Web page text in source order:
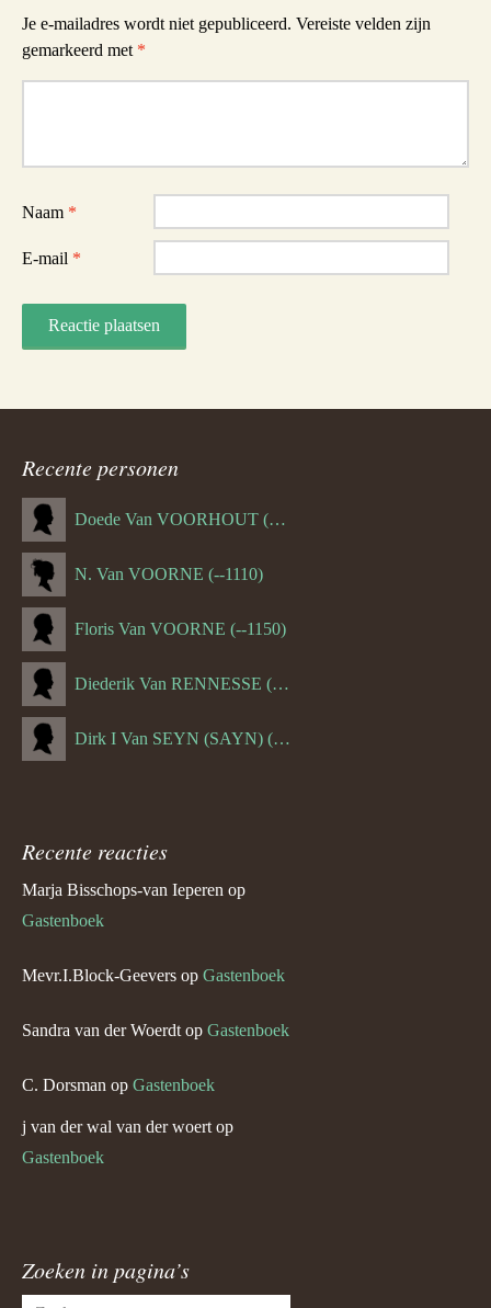
Je e-mailadres wordt niet gepubliceerd. Vereiste velden zijn
gemarkeerd met *
Naam *
E-mail *
Recente personen
Doede Van VOORHOUT (Van FORNEHOLT) (--1101)
N. Van VOORNE (--1110)
Floris Van VOORNE (--1150)
Diederik Van RENNESSE (--1144)
Dirk I Van SEYN (SAYN) (--1120)
Recente reacties
Marja Bisschops-van Ieperen op
Gastenboek
Mevr.I.Block-Geevers op Gastenboek
Sandra van der Woerdt op Gastenboek
C. Dorsman op Gastenboek
j van der wal van der woert op
Gastenboek
Zoeken in pagina’s